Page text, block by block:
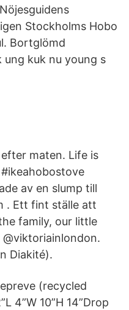
Stockholms Hobo
Bortglömd
kuk nu young s
maten. Life is
av en slump till
. Ett fint ställe att
family, our little
Diakité).
(recycled
4”W 10”H 14”Drop